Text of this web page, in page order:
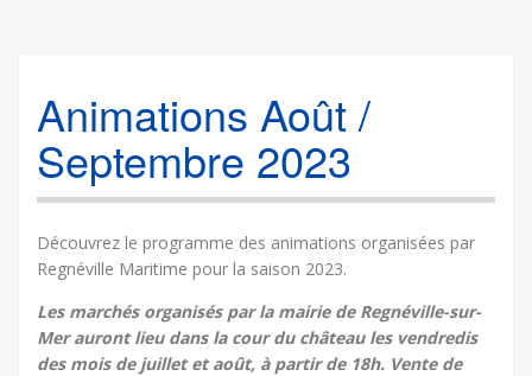
Animations Août /
Septembre 2023
Découvrez le programme des animations organisées par
Regnéville Maritime pour la saison 2023.
Les marchés organisés par la mairie de Regnéville-sur-
Mer auront lieu dans la cour du château les vendredis
des mois de juillet et août, à partir de 18h. Vente de